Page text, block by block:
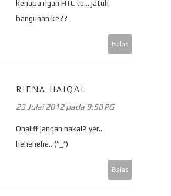
kenapa ngan HTC tu... jatuh
bangunan ke??
Balas
RIENA HAIQAL
23 Julai 2012 pada 9:58 PG
Qhaliff jangan nakal2 yer..
hehehehe.. (^_^)
Balas